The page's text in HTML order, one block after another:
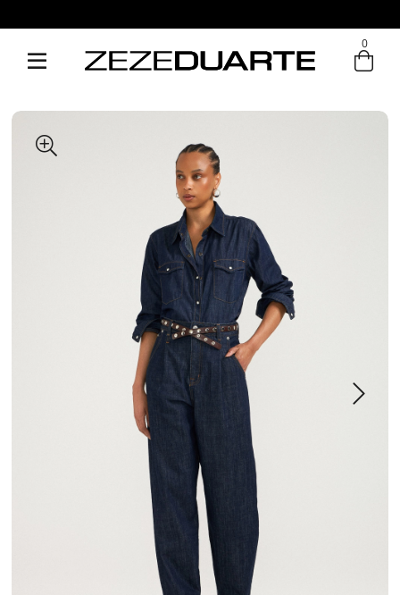
Entre com email ou cpf/cnpj
Pague em até 6x sem juros
0